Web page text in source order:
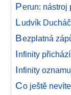
Perun: nástroj
Ludvík
Bezplatná
Infinity
Infinity
Co ještě